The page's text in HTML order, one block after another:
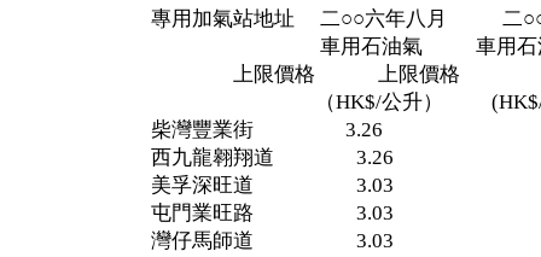
專用加氣站地址 二○○六年八月 二○○
車用石油氣 車用石
上限價格 上限價格
（HK$/公升） (HK$/
柴灣豐業街 3.26
西九龍翱翔道 3.26
美孚深旺道 3.03
屯門業旺路 3.03
灣仔馬師道 3.03